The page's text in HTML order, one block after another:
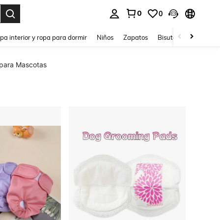
0 0
interior y ropa para dormir Niños Zapatos Bisutería Y
Mascotas